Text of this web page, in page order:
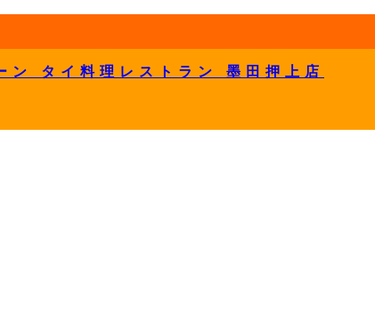
ン タイ料理レストラン 墨田押上店